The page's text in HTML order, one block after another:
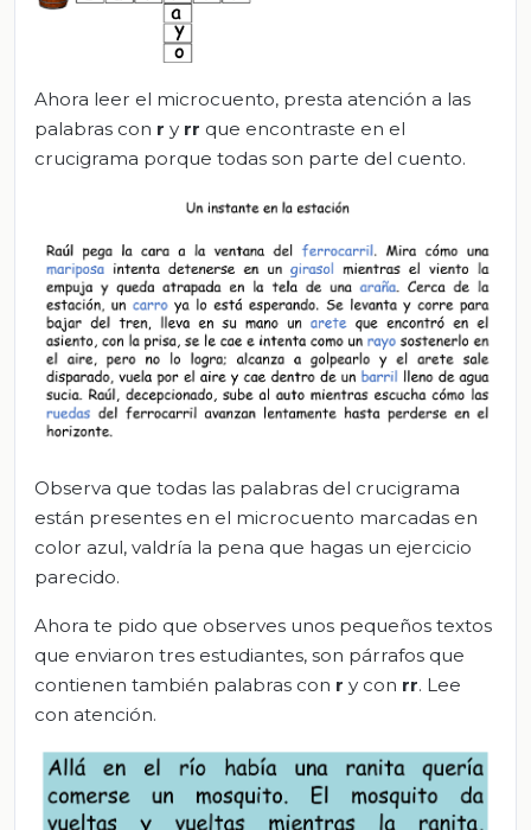
Ahora leer el microcuento, presta atención a las
palabras con r y rr que encontraste en el
crucigrama porque todas son parte del cuento.
Observa que todas las palabras del crucigrama
están presentes en el microcuento marcadas en
color azul, valdría la pena que hagas un ejercicio
parecido.
Ahora te pido que observes unos pequeños textos
que enviaron tres estudiantes, son párrafos que
contienen también palabras con r y con rr. Lee
con atención.